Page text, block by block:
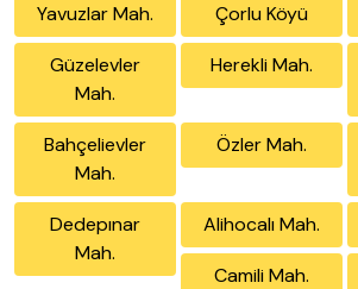
Yavuzlar Mah. Çorlu Köyü
Güzelevler
Mah.
Herekli Mah.
Bahçelievler
Mah.
Özler Mah.
Dedepınar
Mah.
Alihocalı Mah.
Camili Mah.